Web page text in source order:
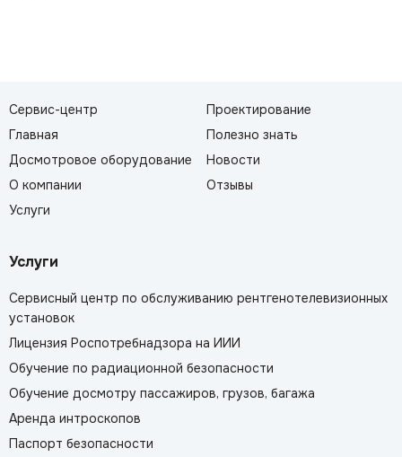
Сервис-центр
Главная
Досмотровое оборудование
О компании
Услуги
Проектирование
Полезно знать
Новости
Отзывы
Услуги
Сервисный центр по обслуживанию рентгенотелевизионных
установок
Лицензия Роспотребнадзора на ИИИ
Обучение по радиационной безопасности
Обучение досмотру пассажиров, грузов, багажа
Аренда интроскопов
Паспорт безопасности